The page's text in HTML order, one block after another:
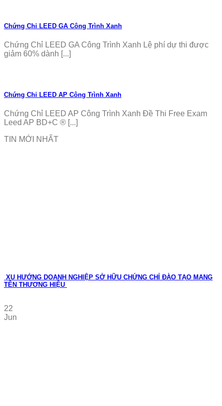
Chứng Chỉ LEED GA Công Trình Xanh
Chứng Chỉ LEED GA Công Trình Xanh Lệ phí dự thi được
giảm 60% dành [...]
Chứng Chỉ LEED AP Công Trình Xanh
Chứng Chỉ LEED AP Công Trình Xanh Đề Thi Free Exam
Leed AP BD+C ® [...]
TIN MỚI NHẤT
XU HƯỚNG DOANH NGHIỆP SỞ HỮU CHỨNG CHỈ ĐÀO TẠO MANG
TÊN THƯƠNG HIỆU
22
Jun